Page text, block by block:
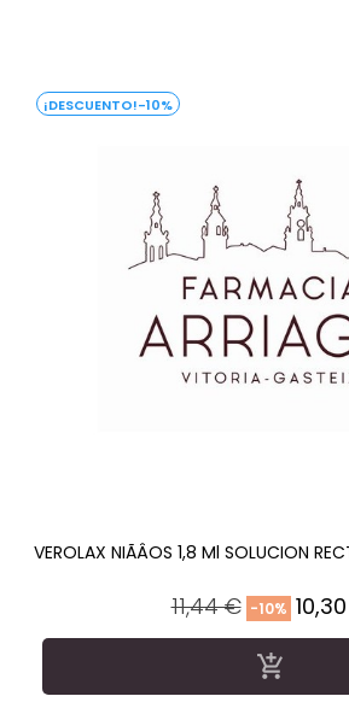
-10%
VEROLAX NIÃÂOS 1,8 Ml SOLUCION
Precio
regular
11,44 € -10%
